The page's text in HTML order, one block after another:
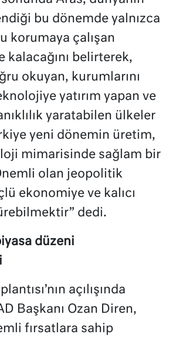
bu dönemde yalnızca
korumaya çalışan
kalacağını belirterek,
okuyan, kurumlarını
yatırım yapan ve
yaratabilen ülkeler
yeni dönemin üretim,
mimarisinde sağlam bir
olan jeopolitik
ekonomiye ve kalıcı
dedi.
düzeni
açılışında
Başkanı Ozan Diren,
fırsatlara sahip